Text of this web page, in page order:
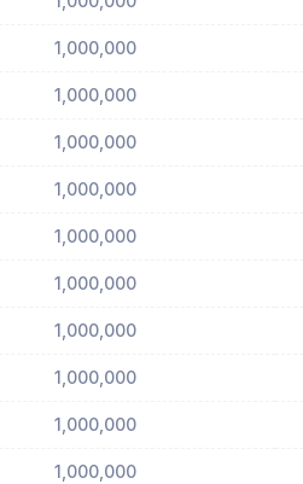
1,000,000
1,000,000
1,000,000
1,000,000
1,000,000
1,000,000
1,000,000
1,000,000
1,000,000
1,000,000